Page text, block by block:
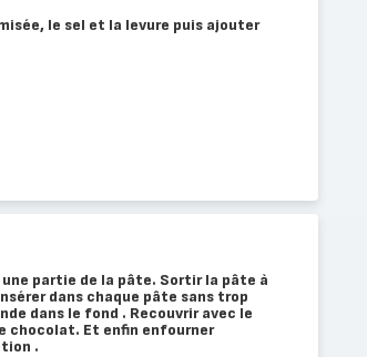
le sel et la levure puis ajouter
partie de la pâte. Sortir la pâte à
dans chaque pâte sans trop
dans le fond . Recouvrir avec le
chocolat. Et enfin enfourner
.